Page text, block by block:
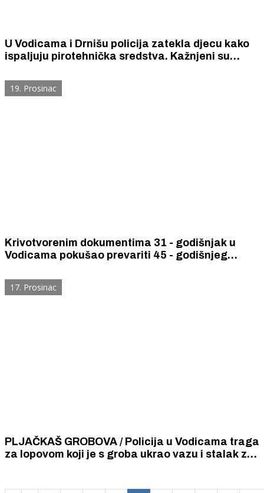
U Vodicama i Drnišu policija zatekla djecu kako
ispaljuju pirotehnička sredstva. Kažnjeni su
za socijalni rad
19. Prosinac
Krivotvorenim dokumentima 31 - godišnjak u
Vodicama pokušao prevariti 45 - godišnjeg
17. Prosinac
PLJAČKAŠ GROBOVA / Policija u Vodicama traga
za lopovom koji je s groba ukrao vazu i stalak za